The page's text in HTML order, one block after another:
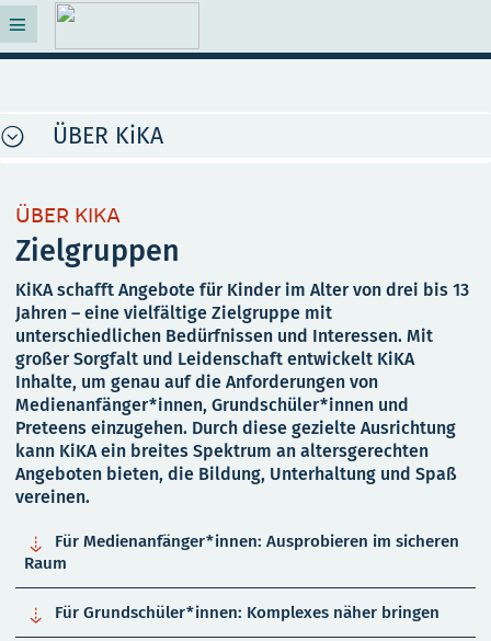
ÜBER KiKA
ÜBER KIKA
Zielgruppen
KiKA schafft Angebote für Kinder im Alter von drei bis 13
Jahren – eine vielfältige Zielgruppe mit
unterschiedlichen Bedürfnissen und Interessen. Mit
großer Sorgfalt und Leidenschaft entwickelt KiKA
Inhalte, um genau auf die Anforderungen von
Medienanfänger*innen, Grundschüler*innen und
Preteens einzugehen. Durch diese gezielte Ausrichtung
kann KiKA ein breites Spektrum an altersgerechten
Angeboten bieten, die Bildung, Unterhaltung und Spaß
vereinen.

Für Medienanfänger*innen: Ausprobieren im sicheren
Raum
 Für Grundschüler*innen: Komplexes näher bringen